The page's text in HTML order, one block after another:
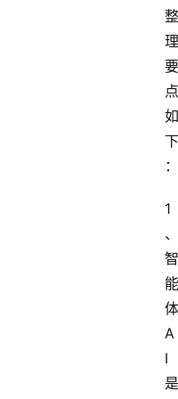
整
理
要
点
如
下
：
1
、
智
能
体
A
I
是